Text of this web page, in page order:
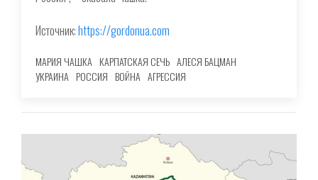
Источник:https://gordonua.com
МАРИЯ ЧАШКА КАРПАТСКАЯ СЕЧЬ АЛЕСЯ БАЦМАН
УКРАИНА РОССИЯ ВОЙНА АГРЕССИЯ